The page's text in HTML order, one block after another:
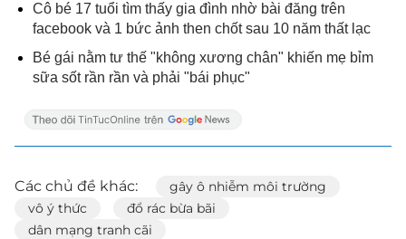
Cô bé 17 tuổi tìm thấy gia đình nhờ bài đăng trên
facebook và 1 bức ảnh then chốt sau 10 năm thất lạc
Bé gái nằm tư thế "không xương chân" khiến mẹ bỉm
sữa sốt rần rần và phải "bái phục"
Các chủ đề khác:
gây ô nhiễm môi trường
vô ý thức
đổ rác bừa bãi
dân mạng tranh cãi